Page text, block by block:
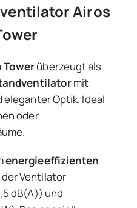
Airos
Towerüberzeugt als
mit
Optik. Ideal
oder
energieeffizienten
Ventilator
dB(A)) und